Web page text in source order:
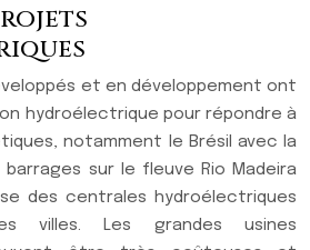
et en développement ont
hydroélectrique pour répondre à
notamment le Brésil avec la
sur le fleuve Rio Madeira
des centrales hydroélectriques
villes. Les grandes usines